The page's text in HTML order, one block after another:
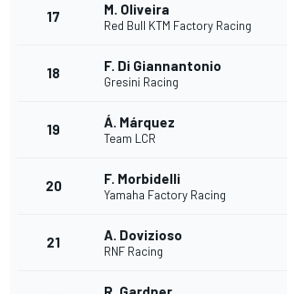
17 M. Oliveira
Red Bull KTM Factory Racing
18 F. Di Giannantonio
Gresini Racing
19 Á. Márquez
Team LCR
20 F. Morbidelli
Yamaha Factory Racing
21 A. Dovizioso
RNF Racing